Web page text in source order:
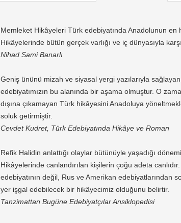
Memleket Hikâyeleri Türk edebiyatında Anadolunun
Hikâyelerinde bütün gerçek varlığı ve iç dünyasıyla
Nihad Sami Banarlı
Geniş ününü mizah ve siyasal yergi yazılarıyla
edebiyatımızın bu alanında bir aşama olmuştur. O
dışına çıkamayan Türk hikâyesini Anadoluya
soluk getirmiştir.
Cevdet Kudret, Türk Edebiyatında Hikâye ve Roman
Refik Halidin anlattığı olaylar bütünüyle yaşadığı
Hikâyelerinde canlandırılan kişilerin çoğu adeta
edebiyatının değil, Rus ve Amerikan edebiyatlarından
yer işgal edebilecek bir hikâyecimiz olduğunu belirtir.
Tanzimattan Bugüne Edebiyatçılar Ansiklopedisi